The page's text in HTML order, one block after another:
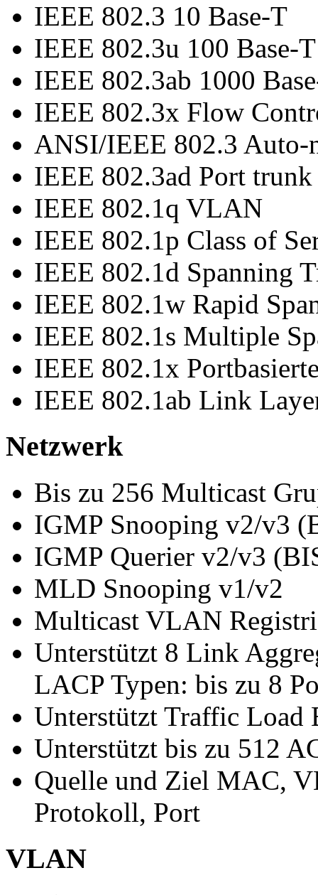
IEEE 802.3 10 Base-T
IEEE 802.3u 100 Base-T
IEEE 802.3ab 1000
IEEE 802.3x Flow
ANSI/IEEE 802.3 Auto-
IEEE 802.3ad Port
IEEE 802.1q VLAN
IEEE 802.1p Class of
IEEE 802.1d Spanning
IEEE 802.1w Rapid
IEEE 802.1s Multiple
IEEE 802.1x
IEEE 802.1ab Link
Netzwerk
Bis zu 256 Multicast
IGMP Snooping v2/v3
IGMP Querier v2/v3
MLD Snooping v1/v2
Multicast VLAN
Unterstützt 8 Link
LACP Typen: bis zu 8
Unterstützt Traffic Load
Unterstützt bis zu 512
Quelle und Ziel MAC,
Protokoll, Port
VLAN